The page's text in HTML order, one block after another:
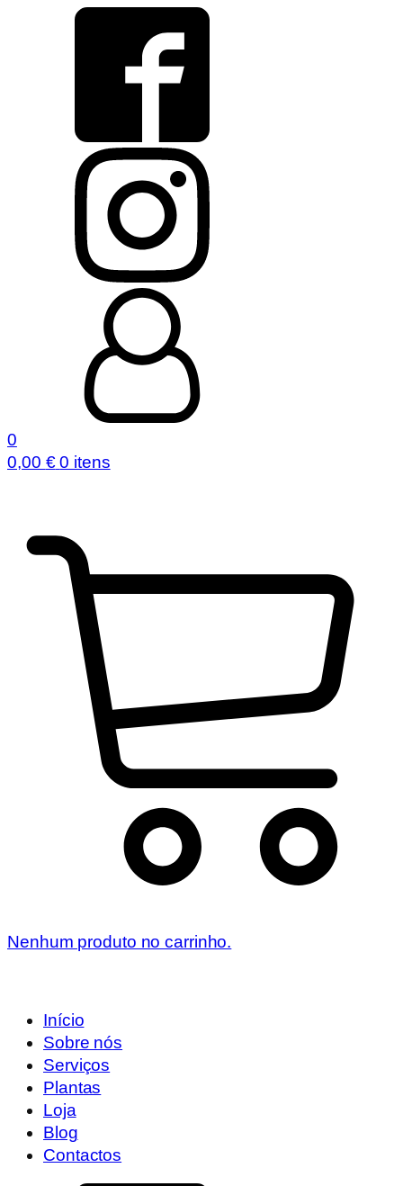
0
0,00 € 0 itens
Nenhum produto no carrinho.
Início
Sobre nós
Serviços
Plantas
Loja
Blog
Contactos